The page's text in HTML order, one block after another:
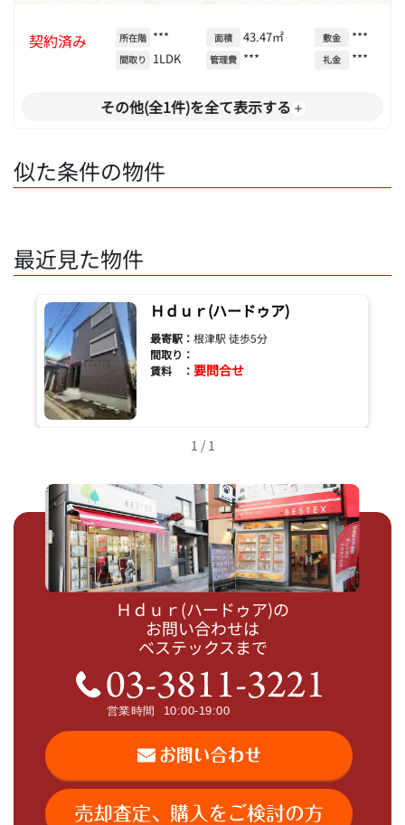
契約済み 所在階 ***
間取り 1LDK
面積 43.47㎡
管理費 ***
敷金 ***
礼金 ***
その他(全1件)を全て表示する
似た条件の物件
最近見た物件
Ｈｄｕｒ(ハードゥア)
最寄駅： 根津駅 徒歩5分
間取り：
賃料 ： 要問合せ
1 / 1
Ｈｄｕｒ(ハードゥア)の
お問い合わせは
ベステックスまで